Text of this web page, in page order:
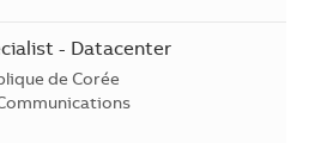
- Datacenter
de Corée